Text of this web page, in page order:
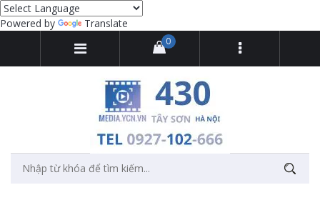
Powered by Translate
0